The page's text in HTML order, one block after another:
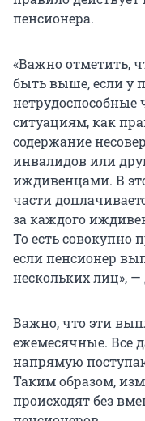
пенсионера.
«Важно отметить,
быть выше, если у
ситуациям, как
содержание
инвалидов или
иждивенцами. В
части
за каждого
То есть
если пенсионер
нескольких лиц», —
Важно, что эти
ежемесячные. Все
напрямую
Таким образом,
происходят без